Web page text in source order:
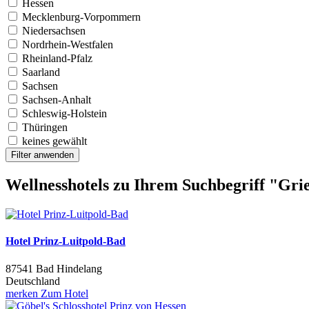
Hessen
Mecklenburg-Vorpommern
Niedersachsen
Nordrhein-Westfalen
Rheinland-Pfalz
Saarland
Sachsen
Sachsen-Anhalt
Schleswig-Holstein
Thüringen
keines gewählt
Filter anwenden
Wellnesshotels zu Ihrem Suchbegriff
Hotel Prinz-Luitpold-Bad
87541 Bad Hindelang
Deutschland
merken Zum Hotel